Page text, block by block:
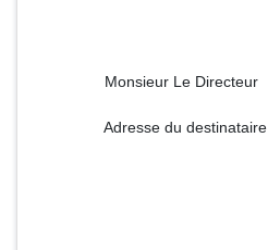
Monsieur Le Directeur
Adresse du destinataire